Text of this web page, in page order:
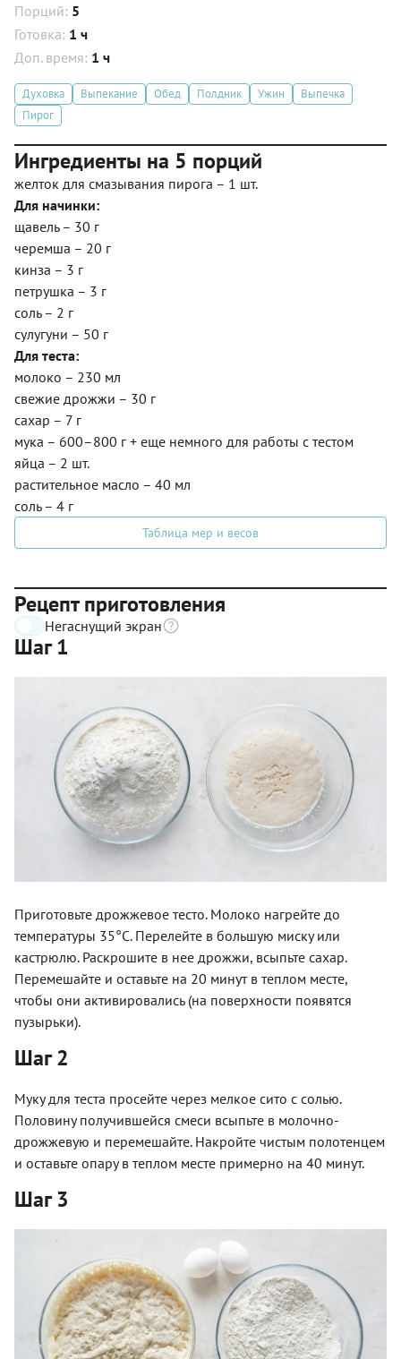
Порций: 5
Готовка: 1 ч
Доп. время: 1 ч
Духовка Выпекание Обед Полдник Ужин
Выпечка
Пирог
Ингредиенты на 5 порций
желток для смазывания пирога – 1 шт.
Для начинки:
щавель – 30 г
черемша – 20 г
кинза – 3 г
петрушка – 3 г
соль – 2 г
сулугуни – 50 г
Для теста:
молоко – 230 мл
свежие дрожжи – 30 г
сахар – 7 г
мука – 600–800 г + еще немного для работы с тестом
яйца – 2 шт.
растительное масло – 40 мл
соль – 4 г
Таблица мер и весов
Рецепт приготовления
Негаснущий экран
Шаг 1
Приготовьте дрожжевое тесто. Молоко нагрейте до
температуры 35°C. Перелейте в большую миску или
кастрюлю. Раскрошите в нее дрожжи, всыпьте сахар.
Перемешайте и оставьте на 20 минут в теплом месте,
чтобы они активировались (на поверхности появятся
пузырьки).
Шаг 2
Муку для теста просейте через мелкое сито с солью.
Половину получившейся смеси всыпьте в молочно-
дрожжевую и перемешайте. Накройте чистым полотенцем
и оставьте опару в теплом месте примерно на 40 минут.
Шаг 3